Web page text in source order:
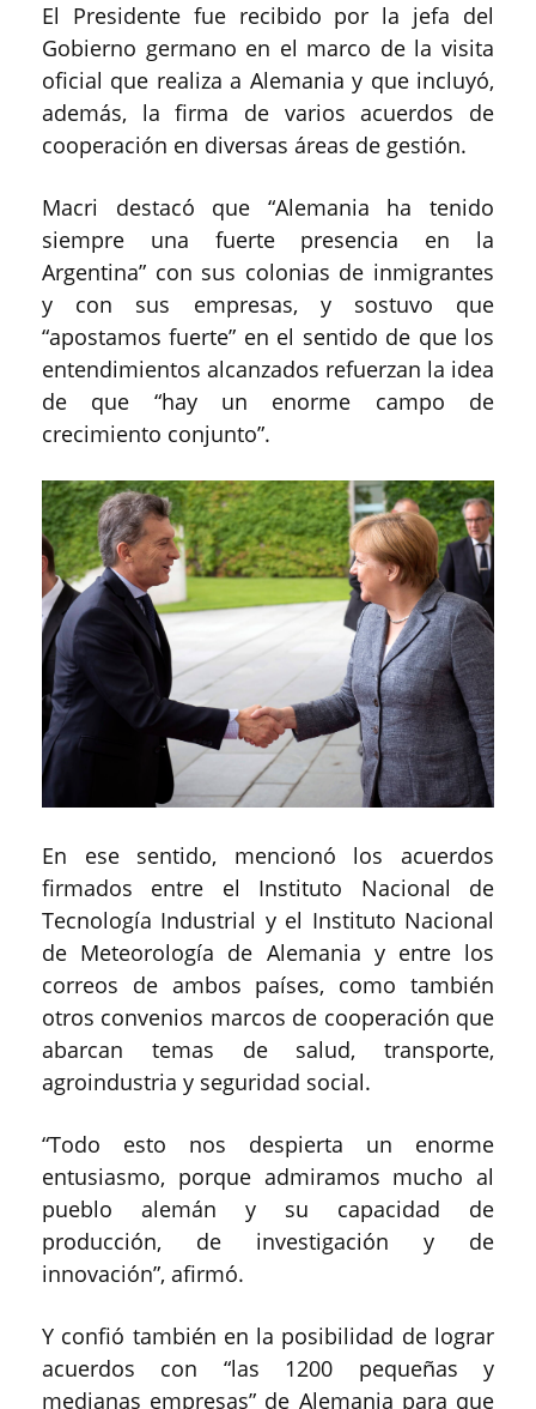
El Presidente fue recibido por la jefa del
Gobierno germano en el marco de la visita
oficial que realiza a Alemania y que incluyó,
además, la firma de varios acuerdos de
cooperación en diversas áreas de gestión.
Macri destacó que “Alemania ha tenido
siempre una fuerte presencia en la
Argentina” con sus colonias de inmigrantes
y con sus empresas, y sostuvo que
“apostamos fuerte” en el sentido de que los
entendimientos alcanzados refuerzan la idea
de que “hay un enorme campo de
crecimiento conjunto”.
En ese sentido, mencionó los acuerdos
firmados entre el Instituto Nacional de
Tecnología Industrial y el Instituto Nacional
de Meteorología de Alemania y entre los
correos de ambos países, como también
otros convenios marcos de cooperación que
abarcan temas de salud, transporte,
agroindustria y seguridad social.
“Todo esto nos despierta un enorme
entusiasmo, porque admiramos mucho al
pueblo alemán y su capacidad de
producción, de investigación y de
innovación”, afirmó.
Y confió también en la posibilidad de lograr
acuerdos con “las 1200 pequeñas y
medianas empresas” de Alemania para que